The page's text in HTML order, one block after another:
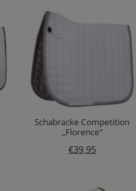
Schabracke Competition
„Florence“
€39,95